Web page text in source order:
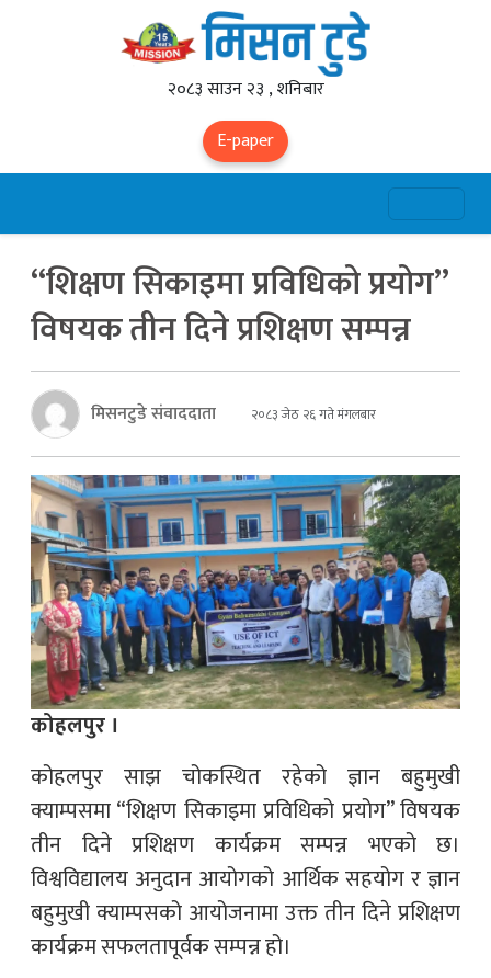
२०८३ साउन २३ , शनिबार
E-paper
“शिक्षण सिकाइमा प्रविधिको प्रयोग”
विषयक तीन दिने प्रशिक्षण सम्पन्न
मिसनटुडे संवाददाता २०८३ जेठ २६ गते मंगलबार
कोहलपुर ।
कोहलपुर साझ चोकस्थित रहेको ज्ञान बहुमुखी
क्याम्पसमा “शिक्षण सिकाइमा प्रविधिको प्रयोग” विषयक
तीन दिने प्रशिक्षण कार्यक्रम सम्पन्न भएको छ।
विश्वविद्यालय अनुदान आयोगको आर्थिक सहयोग र ज्ञान
बहुमुखी क्याम्पसको आयोजनामा उक्त तीन दिने प्रशिक्षण
कार्यक्रम सफलतापूर्वक सम्पन्न हो।